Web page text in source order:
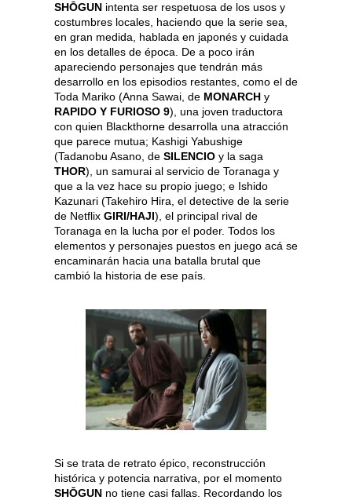
SHŌGUN intenta ser respetuosa de los usos y
costumbres locales, haciendo que la serie sea,
en gran medida, hablada en japonés y cuidada
en los detalles de época. De a poco irán
apareciendo personajes que tendrán más
desarrollo en los episodios restantes, como el de
Toda Mariko (Anna Sawai, de MONARCH y
RAPIDO Y FURIOSO 9), una joven traductora
con quien Blackthorne desarrolla una atracción
que parece mutua; Kashigi Yabushige
(Tadanobu Asano, de SILENCIO y la saga
THOR), un samurai al servicio de Toranaga y
que a la vez hace su propio juego; e Ishido
Kazunari (Takehiro Hira, el detective de la serie
de Netflix GIRI/HAJI), el principal rival de
Toranaga en la lucha por el poder. Todos los
elementos y personajes puestos en juego acá se
encaminarán hacia una batalla brutal que
cambió la historia de ese país.
Si se trata de retrato épico, reconstrucción
histórica y potencia narrativa, por el momento
SHŌGUN no tiene casi fallas. Recordando los